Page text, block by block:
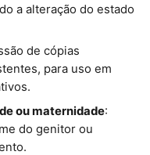
a alteração do estado
de cópias
para uso em
ou maternidade:
do genitor ou